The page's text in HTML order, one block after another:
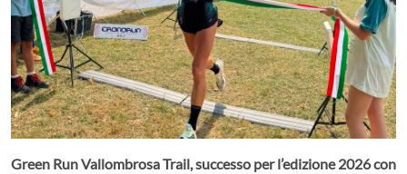
Green Run Vallombrosa Trail, successo per l’edizione 2026 con